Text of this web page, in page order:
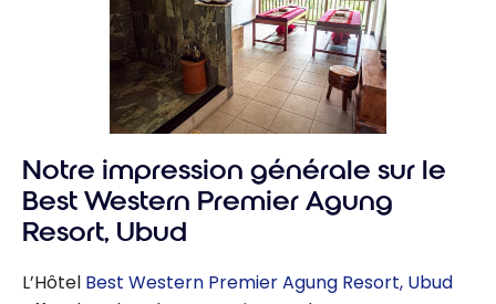
Notre impression générale sur le
Best Western Premier Agung
Resort, Ubud
L’Hôtel Best Western Premier Agung Resort, Ubud